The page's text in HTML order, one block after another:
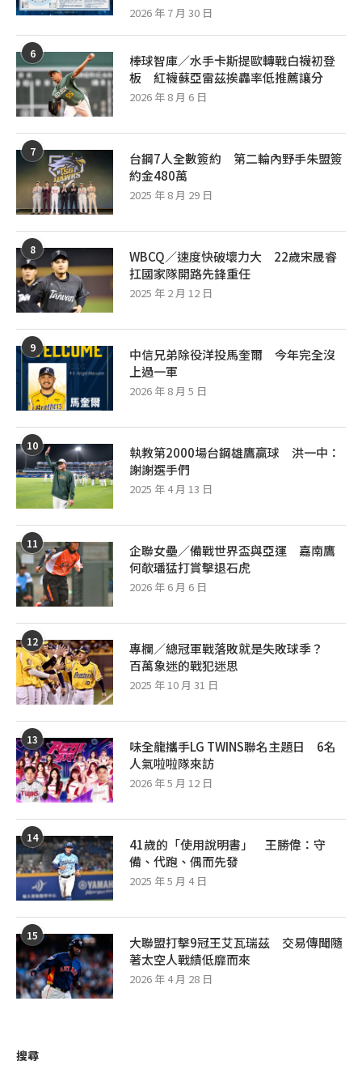
2026 年 7 月 30 日
6
棒球智庫／水手卡斯提歐轉戰白襪初登
板 紅襪蘇亞雷茲挨轟率低推薦讓分
2026 年 8 月 6 日
7
台鋼7人全數簽約 第二輪內野手朱盟簽
約金480萬
2025 年 8 月 29 日
8
WBCQ／速度快破壞力大 22歲宋晟睿
扛國家隊開路先鋒重任
2025 年 2 月 12 日
9
中信兄弟除役洋投馬奎爾 今年完全沒
上過一軍
2026 年 8 月 5 日
10
執教第2000場台鋼雄鷹贏球 洪一中：
謝謝選手們
2025 年 4 月 13 日
11
企聯女壘／備戰世界盃與亞運 嘉南鷹
何欹璠猛打賞擊退石虎
2026 年 6 月 6 日
12
專欄／總冠軍戰落敗就是失敗球季？
百萬象迷的戰犯迷思
2025 年 10 月 31 日
13
味全龍攜手LG TWINS聯名主題日 6名
人氣啦啦隊來訪
2026 年 5 月 12 日
14
41歲的「使用說明書」 王勝偉：守
備、代跑、偶而先發
2025 年 5 月 4 日
15
大聯盟打擊9冠王艾瓦瑞茲 交易傳聞隨
著太空人戰績低靡而來
2026 年 4 月 28 日
搜尋